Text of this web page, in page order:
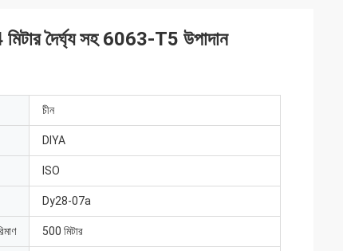
মিটার দৈর্ঘ্য সহ 6063-T5 উপাদান
চীন
DIYA
ISO
Dy28-07a
500 মিটার